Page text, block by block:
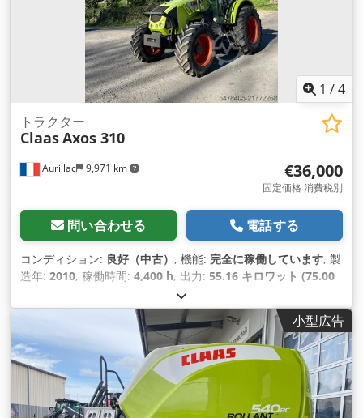
1 /4
Aurillac 9,971 km
トラクター
ClaasAxos 310
€36,000
固定価格 消費税別
問い合わせる 電話する
コンディション: 良好（中古） , 機能: 完全に稼働しています, 製
造年: 2010, 稼働時間: 4,400 h, 出力: 55.16 キロワット (75.00
A2204DAA2203584
小型広告